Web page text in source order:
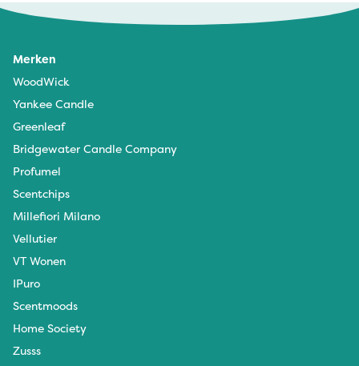
Merken
WoodWick
Yankee Candle
Greenleaf
Bridgewater Candle Company
Profumel
Scentchips
Millefiori Milano
Vellutier
VT Wonen
IPuro
Scentmoods
Home Society
Zusss